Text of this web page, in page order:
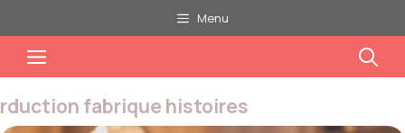
au
contenu
Menu
Menu
rduction fabrique histoires